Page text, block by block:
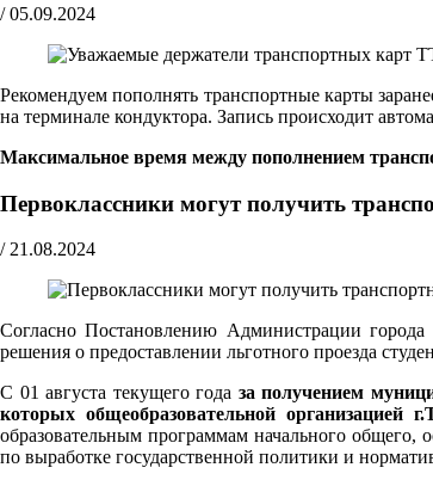
/ 05.09.2024
Рекомендуем пополнять транспортные карты
на терминале кондуктора. Запись происходит
Максимальное время между пополнением
Первоклассники могут получить
/ 21.08.2024
Согласно Постановлению Администрации
решения о предоставлении льготного проезда
С 01 августа текущего года за получением
которых общеобразовательной
образовательным программам начального
по выработке государственной политики и